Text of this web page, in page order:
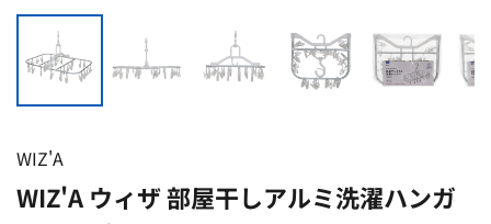
WIZ'A
WIZ'A ウィザ 部屋干しアルミ洗濯ハンガ